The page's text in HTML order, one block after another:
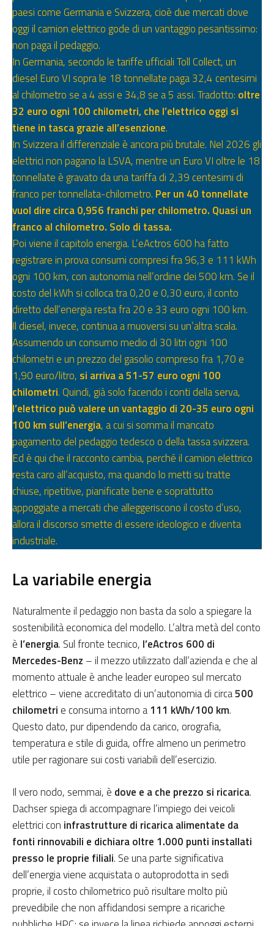
paesi come Germania e Svizzera, cioè due mercati dove
oggi il camion elettrico gode di un vantaggio pesantissimo:
non paga il pedaggio.
In Germania, secondo le tariffe ufficiali Toll Collect, un
diesel Euro VI sopra le 18 tonnellate paga 32,4 centesimi
al chilometro se a 4 assi e 34,8 se a 5 assi. Tradotto: oltre
32 euro ogni 100 chilometri, che l’elettrico oggi si
tiene in tasca grazie all’esenzione.
In Svizzera il differenziale è ancora più brutale. Nel 2026 gli
elettrici non pagano la LSVA, mentre un Euro VI oltre le 18
tonnellate è gravato da una tariffa di 2,39 centesimi di
franco per tonnellata-chilometro. Per un 40 tonnellate
vuol dire circa 0,956 franchi per chilometro. Quasi un
franco al chilometro. Solo di tassa.
Poi viene il capitolo energia. L’eActros 600 ha fatto
registrare in prova consumi compresi fra 96,3 e 111 kWh
ogni 100 km, con autonomia nell’ordine dei 500 km. Se il
costo del kWh si colloca tra 0,20 e 0,30 euro, il conto
diretto dell’energia resta fra 20 e 33 euro ogni 100 km.
Il diesel, invece, continua a muoversi su un’altra scala.
Assumendo un consumo medio di 30 litri ogni 100
chilometri e un prezzo del gasolio compreso fra 1,70 e
1,90 euro/litro, si arriva a 51-57 euro ogni 100
chilometri. Quindi, già solo facendo i conti della serva,
l’elettrico può valere un vantaggio di 20-35 euro ogni
100 km sull’energia, a cui si somma il mancato
pagamento del pedaggio tedesco o della tassa svizzera.
Ed è qui che il racconto cambia, perché il camion elettrico
resta caro all’acquisto, ma quando lo metti su tratte
chiuse, ripetitive, pianificate bene e soprattutto
appoggiate a mercati che alleggeriscono il costo d’uso,
allora il discorso smette di essere ideologico e diventa
industriale.
La variabile energia
Naturalmente il pedaggio non basta da solo a spiegare la
sostenibilità economica del modello. L’altra metà del conto
è l’energia. Sul fronte tecnico, l’eActros 600 di
Mercedes-Benz – il mezzo utilizzato dall’azienda e che al
momento attuale è anche leader europeo sul mercato
elettrico – viene accreditato di un’autonomia di circa500
chilometri e consuma intorno a111 kWh/100 km.
Questo dato, pur dipendendo da carico, orografia,
temperatura e stile di guida, offre almeno un perimetro
utile per ragionare sui costi variabili dell’esercizio.
Il vero nodo, semmai, è dove e a che prezzo si ricarica.
Dachser spiega di accompagnare l’impiego dei veicoli
elettrici con infrastrutture di ricarica alimentate da
fonti rinnovabili e dichiara oltre 1.000 punti installati
presso le proprie filiali. Se una parte significativa
dell’energia viene acquistata o autoprodotta in sedi
proprie, il costo chilometrico può risultare molto più
prevedibile che non affidandosi sempre a ricariche